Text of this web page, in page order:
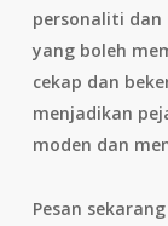
personaliti
yang boleh
cekap dan
menjadikan
moden dan
Pesan